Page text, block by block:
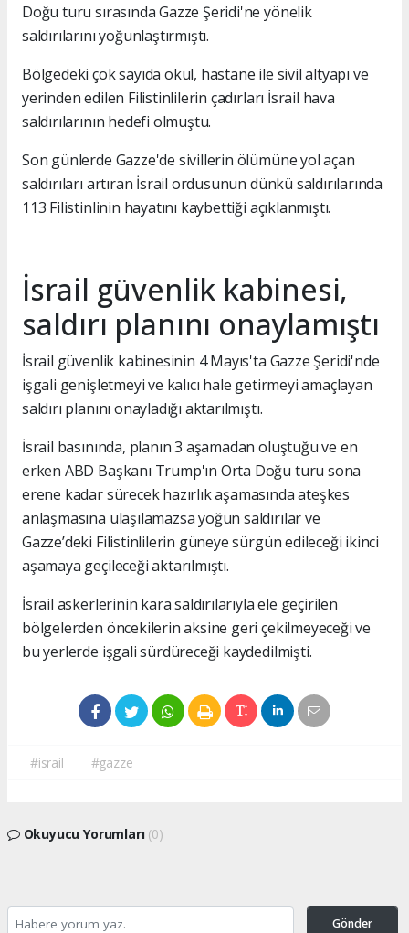
Doğu turu sırasında Gazze Şeridi'ne yönelik
saldırılarını yoğunlaştırmıştı.
Bölgedeki çok sayıda okul, hastane ile sivil altyapı ve
yerinden edilen Filistinlilerin çadırları İsrail hava
saldırılarının hedefi olmuştu.
Son günlerde Gazze'de sivillerin ölümüne yol açan
saldırıları artıran İsrail ordusunun dünkü saldırılarında
113 Filistinlinin hayatını kaybettiği açıklanmıştı.
İsrail güvenlik kabinesi,
saldırı planını onaylamıştı
İsrail güvenlik kabinesinin 4 Mayıs'ta Gazze Şeridi'nde
işgali genişletmeyi ve kalıcı hale getirmeyi amaçlayan
saldırı planını onayladığı aktarılmıştı.
İsrail basınında, planın 3 aşamadan oluştuğu ve en
erken ABD Başkanı Trump'ın Orta Doğu turu sona
erene kadar sürecek hazırlık aşamasında ateşkes
anlaşmasına ulaşılamazsa yoğun saldırılar ve
Gazze’deki Filistinlilerin güneye sürgün edileceği ikinci
aşamaya geçileceği aktarılmıştı.
İsrail askerlerinin kara saldırılarıyla ele geçirilen
bölgelerden öncekilerin aksine geri çekilmeyeceği ve
bu yerlerde işgali sürdüreceği kaydedilmişti.
#israil #gazze
Okuyucu Yorumları (0)
Gönder